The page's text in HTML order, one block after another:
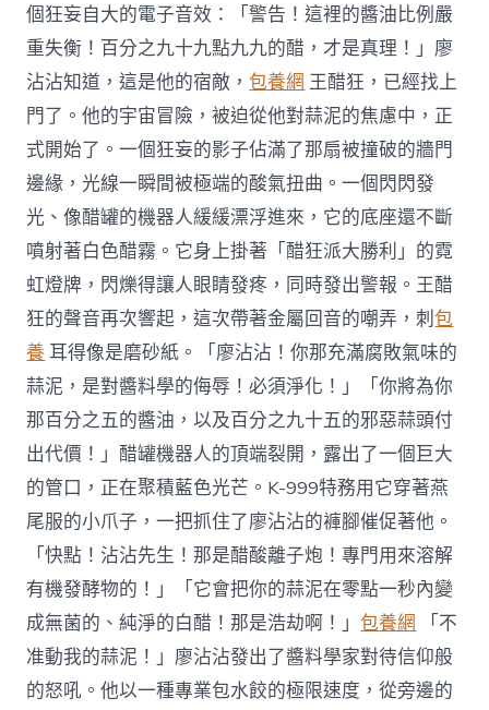
個狂妄自大的電子音效：「警告！這裡的醬油比例嚴
重失衡！百分之九十九點九九的醋，才是真理！」廖
沾沾知道，這是他的宿敵，包養網 王醋狂，已經找上
門了。他的宇宙冒險，被迫從他對蒜泥的焦慮中，正
式開始了。一個狂妄的影子佔滿了那扇被撞破的牆門
邊緣，光線一瞬間被極端的酸氣扭曲。一個閃閃發
光、像醋罐的機器人緩緩漂浮進來，它的底座還不斷
噴射著白色醋霧。它身上掛著「醋狂派大勝利」的霓
虹燈牌，閃爍得讓人眼睛發疼，同時發出警報。王醋
狂的聲音再次響起，這次帶著金屬回音的嘲弄，刺包
養 耳得像是磨砂紙。「廖沾沾！你那充滿腐敗氣味的
蒜泥，是對醬料學的侮辱！必須淨化！」「你將為你
那百分之五的醬油，以及百分之九十五的邪惡蒜頭付
出代價！」醋罐機器人的頂端裂開，露出了一個巨大
的管口，正在聚積藍色光芒。K-999特務用它穿著燕
尾服的小爪子，一把抓住了廖沾沾的褲腳催促著他。
「快點！沾沾先生！那是醋酸離子炮！專門用來溶解
有機發酵物的！」「它會把你的蒜泥在零點一秒內變
成無菌的、純淨的白醋！那是浩劫啊！」包養網
「不
准動我的蒜泥！」廖沾沾發出了醬料學家對待信仰般
的怒吼。他以一種專業包水餃的極限速度，從旁邊的